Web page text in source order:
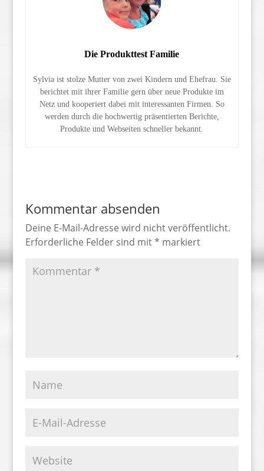
Die Produkttest Familie
Sylvia ist stolze Mutter von zwei Kindern und Ehefrau. Sie
berichtet mit ihrer Familie gern über neue Produkte im
Netz und kooperiert dabei mit interessanten Firmen. So
werden durch die hochwertig präsentierten Berichte,
Produkte und Webseiten schneller bekannt.
Kommentar absenden
Deine E-Mail-Adresse wird nicht veröffentlicht.
Erforderliche Felder sind mit* markiert